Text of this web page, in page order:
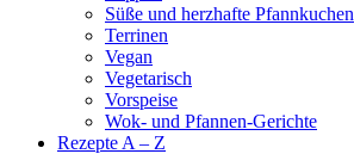
Süße und herzhafte Pfannkuchen
Terrinen
Vegan
Vegetarisch
Vorspeise
Wok- und Pfannen-Gerichte
Rezepte A – Z